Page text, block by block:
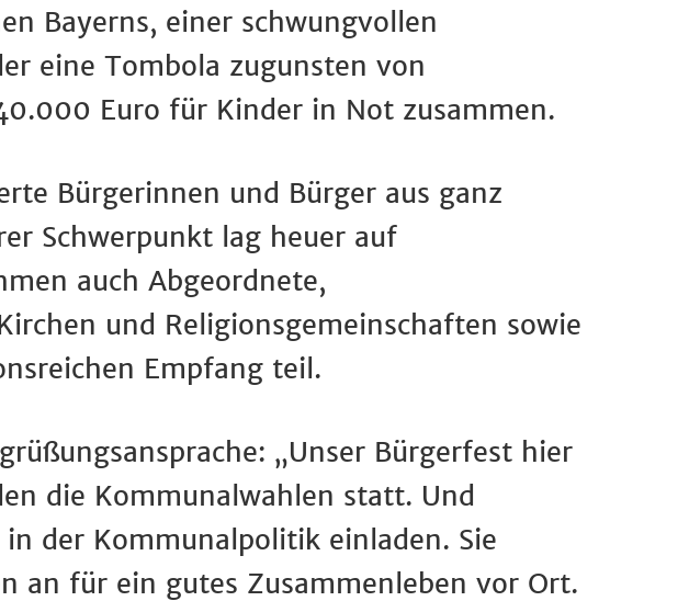
Bayerns, einer schwungvollen
eine Tombola zugunsten von
Euro für Kinder in Not zusammen.
Bürgerinnen und Bürger aus ganz
Schwerpunkt lag heuer auf
auch Abgeordnete,
und Religionsgemeinschaften sowie
Empfang teil.
„Unser Bürgerfest hier
die Kommunalwahlen statt. Und
der Kommunalpolitik einladen. Sie
an für ein gutes Zusammenleben vor Ort.